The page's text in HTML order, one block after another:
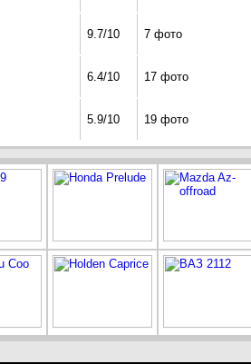
9.7/10 7 фото
6.4/10 17 фото
5.9/10 19 фото